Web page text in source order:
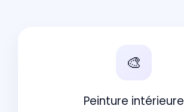
🎨
Peinture intérieure